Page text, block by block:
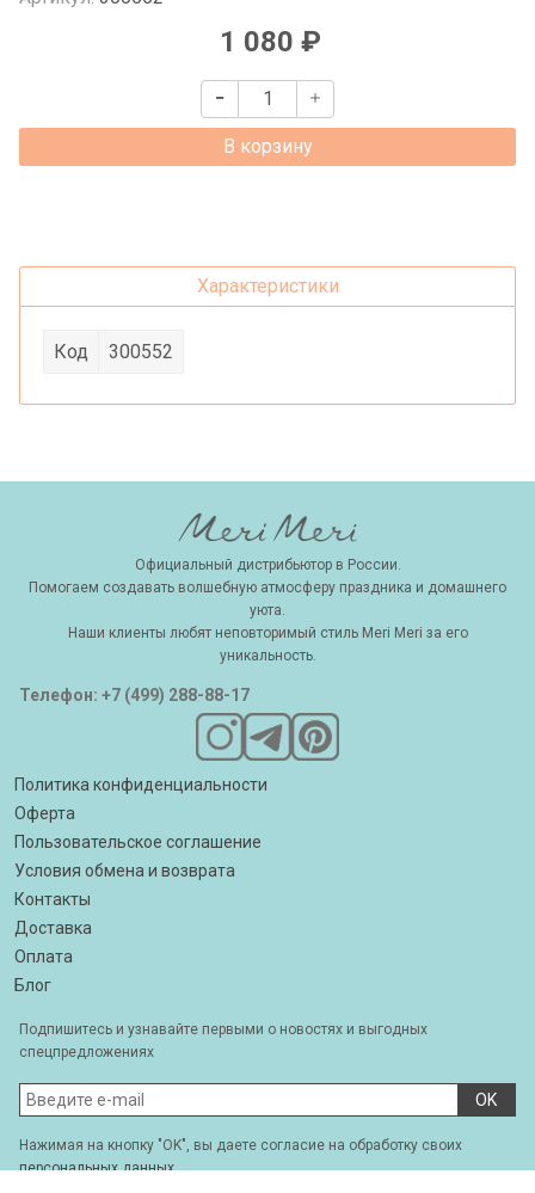
1 080 ₽
В корзину
Характеристики
Код 300552
Официальный дистрибьютор в России.
Помогаем создавать волшебную атмосферу праздника и домашнего
уюта.
Наши клиенты любят неповторимый стиль Meri Meri за его
уникальность.
Телефон: +7 (499) 288-88-17
Политика конфиденциальности
Оферта
Пользовательское соглашение
Условия обмена и возврата
Контакты
Доставка
Оплата
Блог
Подпишитесь и узнавайте первыми о новостях и выгодных
спецпредложениях
OK
Нажимая на кнопку "OK", вы даете согласие на обработку своих
персональных данных